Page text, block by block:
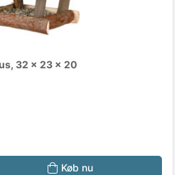
32 × 23 × 20
Køb nu